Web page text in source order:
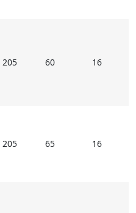
205 60 16
205 65 16